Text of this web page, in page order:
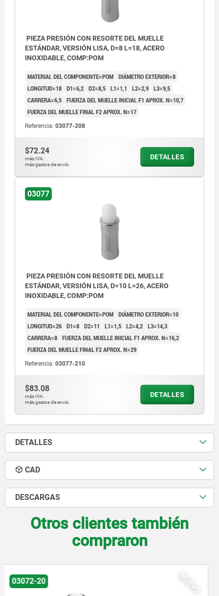
PIEZA PRESIÓN CON RESORTE DEL MUELLE
ESTÁNDAR, VERSIÓN LISA, D=8 L=18, ACERO
INOXIDABLE, COMP:POM
MATERIAL DEL COMPONENTE=POM DIÁMETRO EXTERIOR=8
LONGITUD=18 D1=6,2 D2=8,5 L1=1,1 L2=2,9 L3=9,5
CARRERA=6,5 FUERZA DEL MUELLE INICIAL F1 APROX. N=10,7
FUERZA DEL MUELLE FINAL F2 APROX. N=17
Referencia: 03077-208
$72.24
más IVA.
más gastos de envío
DETALLES
03077
PIEZA PRESIÓN CON RESORTE DEL MUELLE
ESTÁNDAR, VERSIÓN LISA, D=10 L=26, ACERO
INOXIDABLE, COMP:POM
MATERIAL DEL COMPONENTE=POM DIÁMETRO EXTERIOR=10
LONGITUD=26 D1=8 D2=11 L1=1,5 L2=4,2 L3=14,3
CARRERA=8 FUERZA DEL MUELLE INICIAL F1 APROX. N=16,2
FUERZA DEL MUELLE FINAL F2 APROX. N=29
Referencia: 03077-210
$83.08
más IVA.
más gastos de envío
DETALLES
DETALLES
CAD
DESCARGAS
Otros clientes también
compraron
NUEVO
03071-90